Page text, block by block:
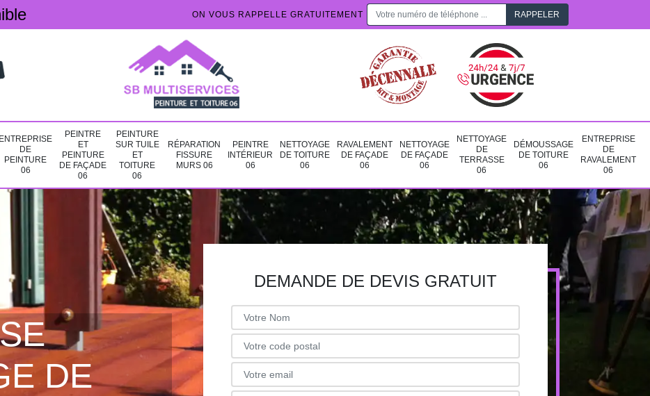
ON VOUS RAPPELLE GRATUITEMENT
ENTREPRISE
DE
PEINTURE
06
PEINTRE
ET
PEINTURE
DE FAÇADE
06
PEINTURE
SUR TUILE
ET
TOITURE
06
RÉPARATION
FISSURE
MURS 06
PEINTRE
INTÉRIEUR
06
NETTOYAGE
DE TOITURE
06
RAVALEMENT
DE FAÇADE
06
NETTOYAGE
DE FAÇADE
06
NETTOYAGE
DE
TERRASSE
06
DÉMOUSSAGE
DE TOITURE
06
ENTREPRISE
DE
RAVALEMENT
06
DE
DEMANDE DE DEVIS GRATUIT